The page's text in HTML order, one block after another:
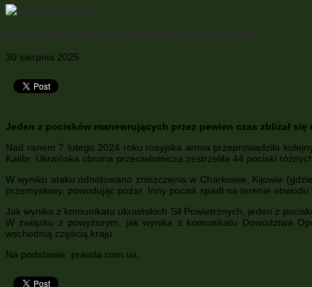
30 sierpnia 2025
Jeden z pocisków manewrujących przez pewien czas zbliżał
Nad ranem 7 lutego 2024 roku rosyjska armia przeprowadziła
Kalibr. Ukraińska obrona przeciwlotnicza zestrzeliła 44 pociski
W wyniku ataku odnotowano zniszczenia w Charkowie, Kijowie
przemysłowy, powodując pożar. Inny pocisk spadł na terenie
Jak wynika z komunikatu ukraińskich Sił Powietrznych, jeden z
W związku z powyższym, jak wynika z komunikatu Dowództwa
wschodnią częścią kraju.
Na podstawie: pravda.com.ua,